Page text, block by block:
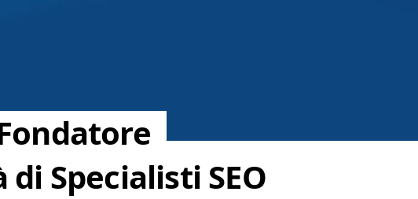
Specialisti SEO